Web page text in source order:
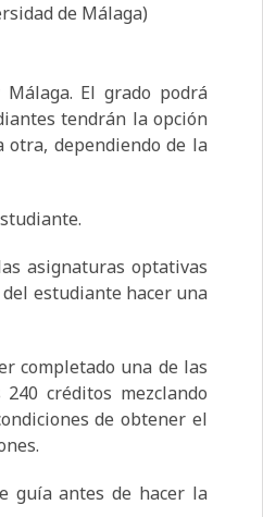
de Málaga)
El grado podrá
tendrán la opción
dependiendo de la
asignaturas optativas
estudiante hacer una
completado una de las
créditos mezclando
de obtener el
guía antes de hacer la